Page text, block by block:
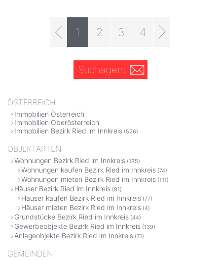
1 2 3 4
Suchagent
ÖSTERREICH
Immobilien Österreich
Immobilien Oberösterreich
Immobilien Bezirk Ried im Innkreis (526)
OBJEKTARTEN
Wohnungen Bezirk Ried im Innkreis (185)
Wohnungen kaufen Bezirk Ried im Innkreis (74)
Wohnungen mieten Bezirk Ried im Innkreis (111)
Häuser Bezirk Ried im Innkreis (81)
Häuser kaufen Bezirk Ried im Innkreis (77)
Häuser mieten Bezirk Ried im Innkreis (4)
Grundstücke Bezirk Ried im Innkreis (44)
Gewerbeobjekte Bezirk Ried im Innkreis (139)
Anlageobjekte Bezirk Ried im Innkreis (71)
GEMEINDEN